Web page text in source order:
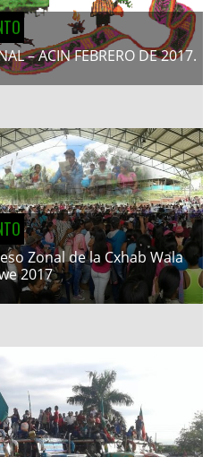
– ACIN FEBRERO DE 2017.
Zonal de la Cxhab Wala
2017